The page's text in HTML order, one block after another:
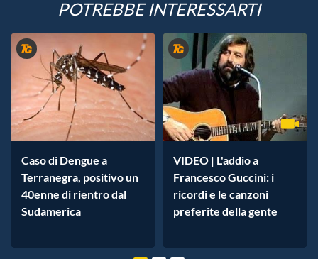
POTREBBE INTERESSARTI
Caso di Dengue a
Terranegra, positivo un
40enne di rientro dal
Sudamerica
VIDEO | L'addio a
Francesco Guccini: i
ricordi e le canzoni
preferite della gente